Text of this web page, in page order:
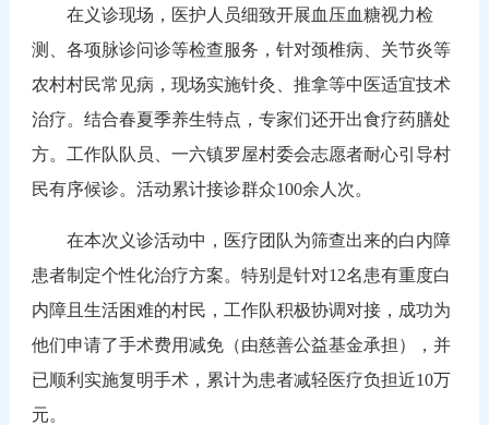
在义诊现场，医护人员细致开展血压血糖视力检
测、各项脉诊问诊等检查服务，针对颈椎病、关节炎等
农村村民常见病，现场实施针灸、推拿等中医适宜技术
治疗。结合春夏季养生特点，专家们还开出食疗药膳处
方。工作队队员、一六镇罗屋村委会志愿者耐心引导村
民有序候诊。活动累计接诊群众100余人次。
在本次义诊活动中，医疗团队为筛查出来的白内障
患者制定个性化治疗方案。特别是针对12名患有重度白
内障且生活困难的村民，工作队积极协调对接，成功为
他们申请了手术费用减免（由慈善公益基金承担），并
已顺利实施复明手术，累计为患者减轻医疗负担近10万
元。